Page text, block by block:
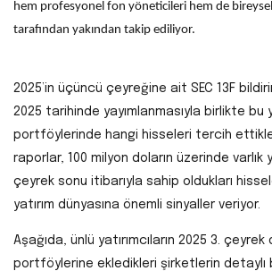
hem profesyonel fon yöneticileri hem de bireysel
tarafından yakından takip ediliyor.
2025’in üçüncü çeyreğine ait SEC 13F
2025 tarihinde yayımlanmasıyla birlikte bu
portföylerinde hangi hisseleri tercih
raporlar, 100 milyon doların üzerinde varlık
çeyrek sonu itibarıyla sahip oldukları
yatırım dünyasına önemli sinyaller veriyor.
Aşağıda, ünlü yatırımcıların 2025 3.
portföylerine ekledikleri şirketlerin detaylı